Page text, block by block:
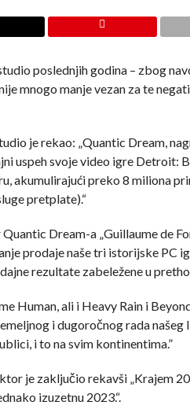
poslednjih godina – zbog
mnogo manje vezan za te
je rekao: „Quantic Dream,
uspeh svoje video igre Detroit:
akumulirajući preko 8 miliona
pretplate).“
Dream-a „Guillaume de
prodaje naše tri istorijske PC
rezultate zabeležene u
Human, ali i Heavy Rain i
i dugoročnog rada
i to na svim kontinentima.”
je zaključio rekavši „Krajem
izuzetnu 2023.“.